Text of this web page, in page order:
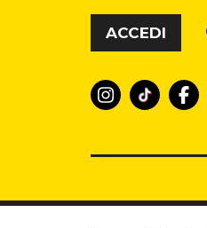
Vai al contenuto
ACCEDI